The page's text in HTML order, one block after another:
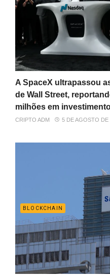
A SpaceX ultrapassou
de Wall Street,
milhões em
CRIPTO ADM 5 DE AGOSTO DE
BLOCKCHAIN